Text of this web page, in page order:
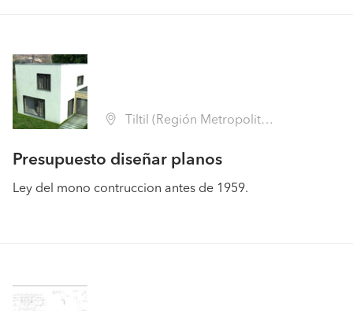
Tiltil (Región Metropolitana - Chacabuco)
Presupuesto diseñar planos
Ley del mono contruccion antes de 1959.